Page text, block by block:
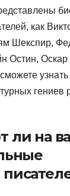
как
Шекспир,
Остин, Оскар
гениев
ли на